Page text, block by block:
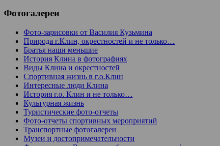
Фотогалереи
Фото-зарисовки от Василия Кузьмина
Природа г.Клин, окрестностей и не только…
Братья наши меньшие
История Клина в фотографиях
Виды Клина и окрестностей
Спортивная жизнь в г.о.Клин
Интересные люди Клина
История г.о. Клин и не только…
Культурная жизнь
Туристические фото-отчеты
Фото-отчеты спортивных мероприятий
Транспортные фотогалереи
Музеи и достопримечательности